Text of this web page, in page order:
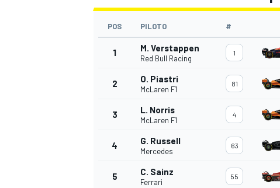
POS PILOTO #
1 M. Verstappen
Red Bull Racing
1
2 O. Piastri
McLaren F1
81
3 L. Norris
McLaren F1
4
4 G. Russell
Mercedes
63
5 C. Sainz
Ferrari
55